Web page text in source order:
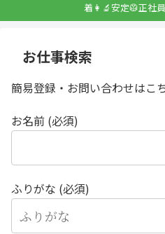
着👩‍🔬安定🥼正社
お仕事検索
簡易登録・お問い合わせはこ
お名前 (必須)
ふりがな (必須)